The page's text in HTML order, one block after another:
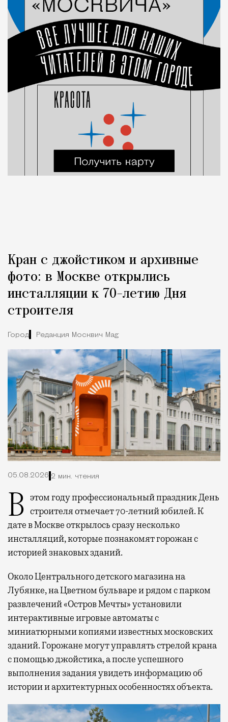
Кран с джойстиком и архивные
фото: в Москве открылись
инсталляции к 70-летию Дня
строителя
Город Редакция Москвич Mag
05.08.2026 2 мин. чтения
В этом году профессиональный праздник День строителя отмечает 70-летний юбилей. К
дате в Москве открылось сразу несколько
инсталляций, которые познакомят горожан с
историей знаковых зданий.
Около Центрального детского магазина на
Лубянке, на Цветном бульваре и рядом с парком
развлечений «Остров Мечты» установили
интерактивные игровые автоматы с
миниатюрными копиями известных московских
зданий. Горожане могут управлять стрелой крана
с помощью джойстика, а после успешного
выполнения задания увидеть информацию об
истории и архитектурных особенностях объекта.